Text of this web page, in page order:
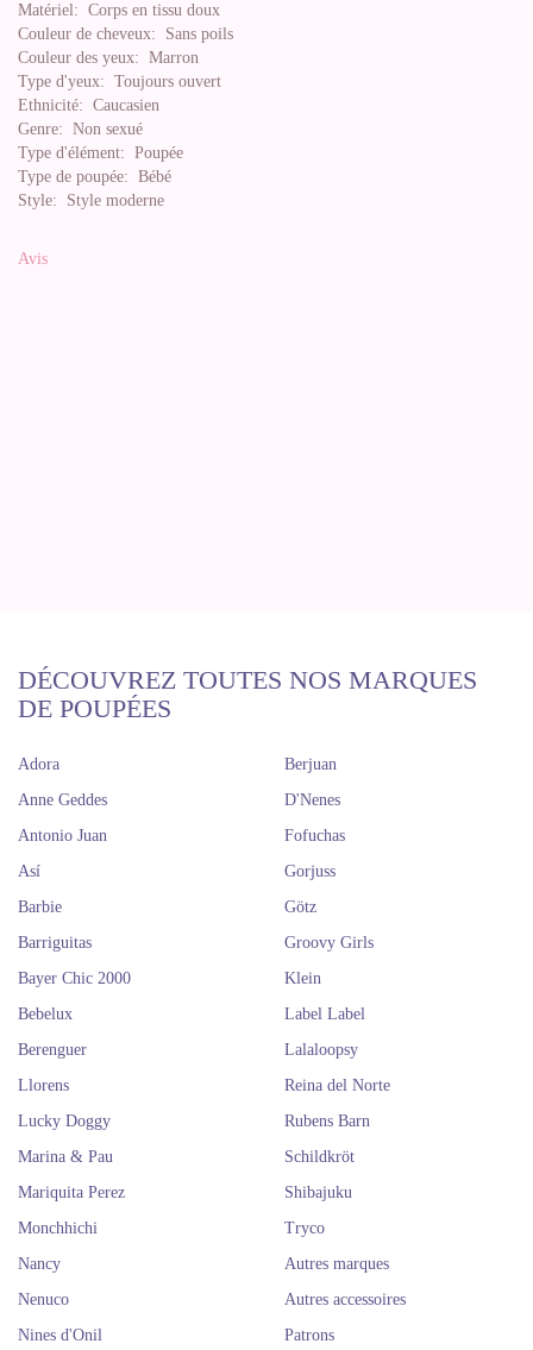
Matériel: Corps en tissu doux
Couleur de cheveux: Sans poils
Couleur des yeux: Marron
Type d'yeux: Toujours ouvert
Ethnicité: Caucasien
Genre: Non sexué
Type d'élément: Poupée
Type de poupée: Bébé
Style: Style moderne
Avis
DÉCOUVREZ TOUTES NOS MARQUES
DE POUPÉES
Adora
Anne Geddes
Antonio Juan
Así
Barbie
Barriguitas
Bayer Chic 2000
Bebelux
Berenguer
Berjuan
D'Nenes
Fofuchas
Gorjuss
Götz
Groovy Girls
Klein
Label Label
Lalaloopsy
Llorens
Lucky Doggy
Marina & Pau
Mariquita Perez
Monchhichi
Nancy
Nenuco
Nines d'Onil
Reina del Norte
Rubens Barn
Schildkröt
Shibajuku
Tryco
Autres marques
Autres accessoires
Patrons